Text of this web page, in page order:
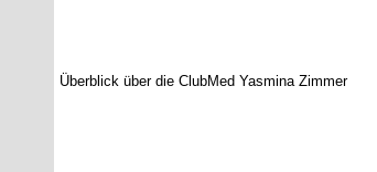
Überblick über die ClubMed Yasmina Zimmer